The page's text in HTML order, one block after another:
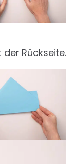
Rückseite.